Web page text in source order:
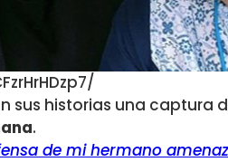
sus historias una captura
.
de mi hermano